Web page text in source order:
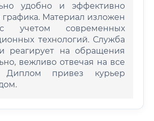
удобно и эффективно
графика. Материал изложен
учетом современных
технологий. Служба
реагирует на обращения
вежливо отвечая на все
Диплом привез курьер